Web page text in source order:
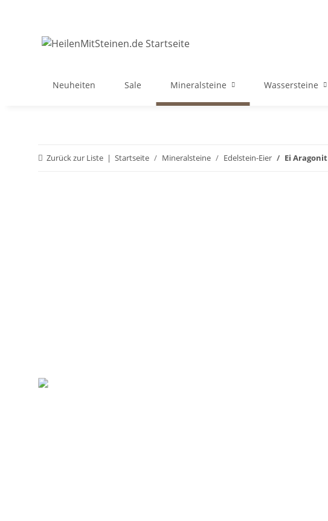
Neuheiten Sale Mineralsteine Wassersteine
Zurück zur Liste Startseite Mineralsteine Edelstein-Eier Ei Aragonit